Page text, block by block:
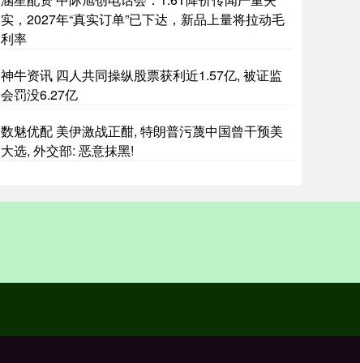
实，2027年“真实订单”已下达，新品上量将拉动毛
利率
神牛资讯 四人共同操纵股票获利近1.57亿, 被证监
会罚没6.27亿
数魅优配 美伊激战正酣, 特朗普污蔑中国曾干预美
大选, 外交部: 恶意抹黑!